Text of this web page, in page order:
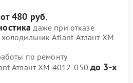
от 480 руб.
даже при отказе
Atlant Атлант ХМ
по ремонту
Атлант ХМ 4012-050 до 3-х